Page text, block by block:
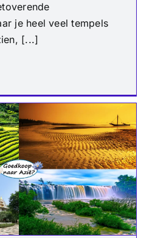
je heel veel tempels
[...]